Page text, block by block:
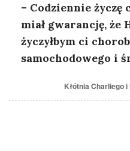
– Codziennie życzę
miał gwarancję, że
życzyłbym ci
samochodowego i
Kłótnia Charliego